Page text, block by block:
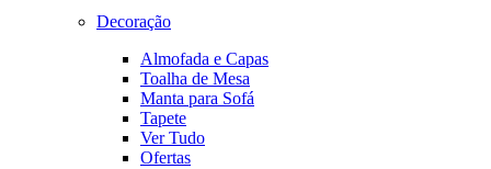
Decoração
Almofada e Capas
Toalha de Mesa
Manta para Sofá
Tapete
Ver Tudo
Ofertas